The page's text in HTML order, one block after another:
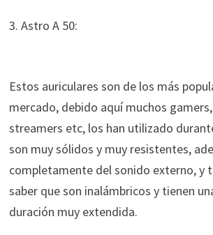
3. Astro A 50:
Estos auriculares son de los más
mercado, debido aquí muchos
streamers etc, los han utilizado
son muy sólidos y muy resistentes,
completamente del sonido externo, y
saber que son inalámbricos y tienen
duración muy extendida.